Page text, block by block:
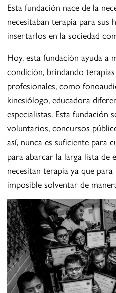
Esta fundación nace de la
necesitaban terapia para sus
insertarlos en la sociedad
Hoy, esta fundación ayuda a
condición, brindando
profesionales, como
kinesiólogo, educadora
especialistas. Esta fundación
voluntarios, concursos
así, nunca es suficiente para
para abarcar la larga lista de
necesitan terapia ya que
imposible solventar de